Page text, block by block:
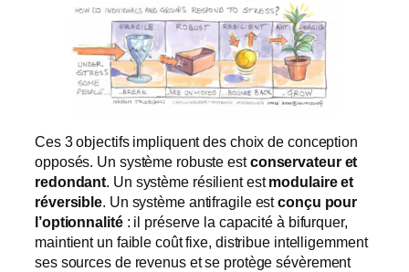
Ces 3 objectifs impliquent des choix de conception
opposés. Un système robuste estconservateur et
redondant. Un système résilient estmodulaire et
réversible. Un système antifragile estconçu pour
l’optionnalité : il préserve la capacité à bifurquer,
maintient un faible coût fixe, distribue intelligemment
ses sources de revenus et se protège sévèrement